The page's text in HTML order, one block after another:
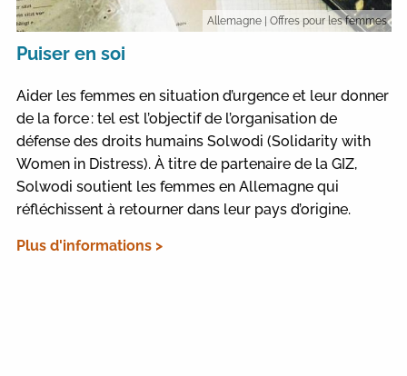
Allemagne | Offres pour les femmes
Puiser en soi
Aider les femmes en situation d’urgence et leur donner
de la force : tel est l’objectif de l’organisation de
défense des droits humains Solwodi (Solidarity with
Women in Distress). À titre de partenaire de la GIZ,
Solwodi soutient les femmes en Allemagne qui
réfléchissent à retourner dans leur pays d’origine.
Plus d'informations >